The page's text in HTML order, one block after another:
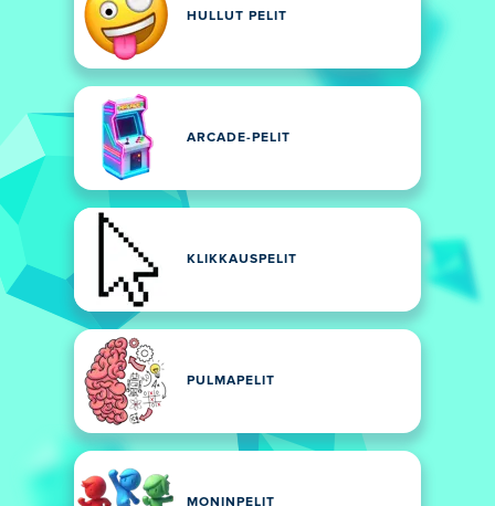
HULLUT PELIT
ARCADE-PELIT
KLIKKAUSPELIT
PULMAPELIT
MONINPELIT